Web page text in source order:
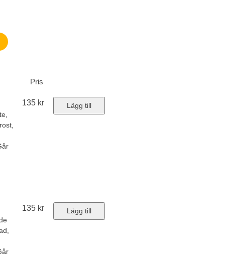
Pris
135 kr Lägg till
135 kr Lägg till